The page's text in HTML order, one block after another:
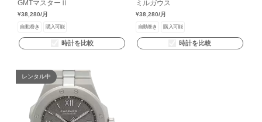
GMTマスターⅡ
¥38,280/月
自動巻き 購入可能
時計を比較
ミルガウス
¥38,280/月
自動巻き 購入可能
時計を比較
レンタル中